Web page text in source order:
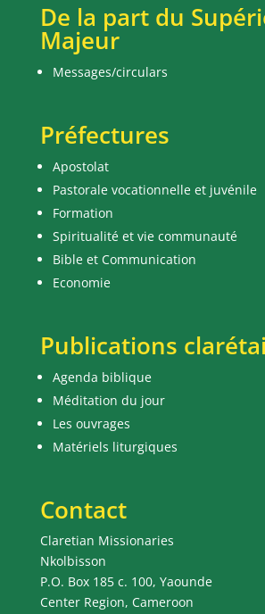
De la part du
Majeur
Messages/circulars
Préfectures
Apostolat
Pastorale vocationnelle et juvénile
Formation
Spiritualité et vie communauté
Bible et Communication
Economie
Publications
Agenda biblique
Méditation du jour
Les ouvrages
Matériels liturgiques
Contact
Claretian Missionaries
Nkolbisson
P.O. Box 185 c. 100, Yaounde
Center Region, Cameroon